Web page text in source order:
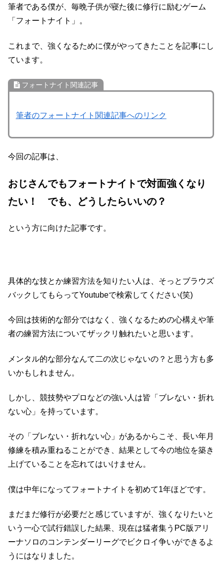
筆者である僕が、毎晩子供が寝た後に修行に励むゲーム
「フォートナイト」。
これまで、強くなるために僕がやってきたことを記事にし
ています。
フォートナイト関連記事
筆者のフォートナイト関連記事へのリンク
今回の記事は、
おじさんでもフォートナイトで対面強くなり
たい！ でも、どうしたらいいの？
という方に向けた記事です。
具体的な技とか練習方法を知りたい人は、そっとブラウズ
バックしてもらってYoutubeで検索してください(笑)
今回は技術的な部分ではなく、強くなるための心構えや筆
者の練習方法についてザックリ触れたいと思います。
メンタル的な部分なんて二の次じゃないの？と思う方も多
いかもしれません。
しかし、競技勢やプロなどの強い人は皆「ブレない・折れ
ない心」を持っています。
その「ブレない・折れない心」があるからこそ、長い年月
修練を積み重ねることができ、結果として今の地位を築き
上げていることを忘れてはいけません。
僕は中年になってフォートナイトを初めて1年ほどです。
まだまだ修行が必要だと感じていますが、強くなりたいと
いう一心で試行錯誤した結果、現在は猛者集うPC版アリ
ーナソロのコンテンダーリーグでビクロイ争いができるよ
うにはなりました。